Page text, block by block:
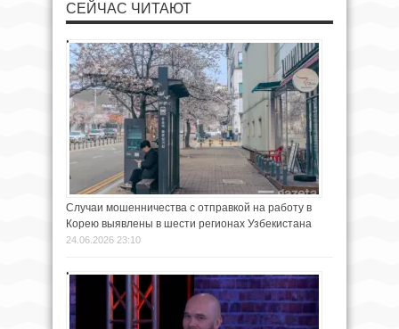
СЕЙЧАС ЧИТАЮТ
Случаи мошенничества с отправкой на работу в
Корею выявлены в шести регионах Узбекистана
24.06.2026 23:10